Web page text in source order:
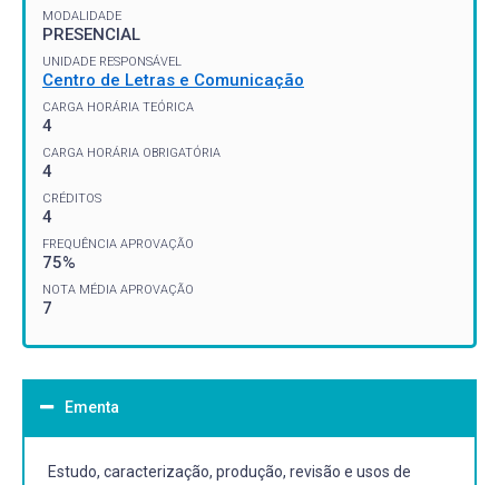
MODALIDADE
PRESENCIAL
UNIDADE RESPONSÁVEL
Centro de Letras e Comunicação
CARGA HORÁRIA TEÓRICA
4
CARGA HORÁRIA OBRIGATÓRIA
4
CRÉDITOS
4
FREQUÊNCIA APROVAÇÃO
75%
NOTA MÉDIA APROVAÇÃO
7
Ementa
Estudo, caracterização, produção, revisão e usos de